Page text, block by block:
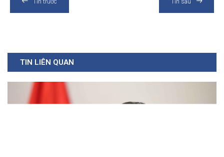
Tin trước Tin sau
TIN LIÊN QUAN